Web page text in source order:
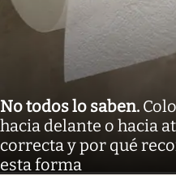
No todos lo saben.
hacia delante o hacia
correcta y por qué
esta forma